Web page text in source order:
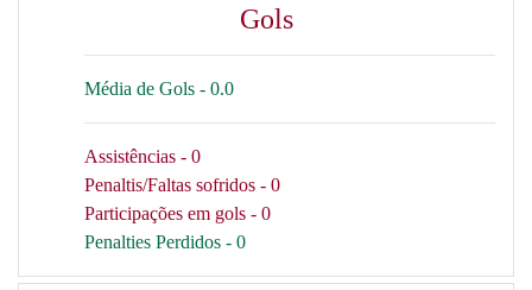
Gols
Média de Gols - 0.0
Assistências - 0
Penaltis/Faltas sofridos - 0
Participações em gols - 0
Penalties Perdidos - 0